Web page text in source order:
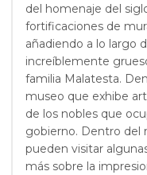
del homenaje del
fortificaciones de
añadiendo a lo largo
increíblemente
familia Malatesta.
museo que exhibe
de los nobles que
gobierno. Dentro del
pueden visitar
más sobre la